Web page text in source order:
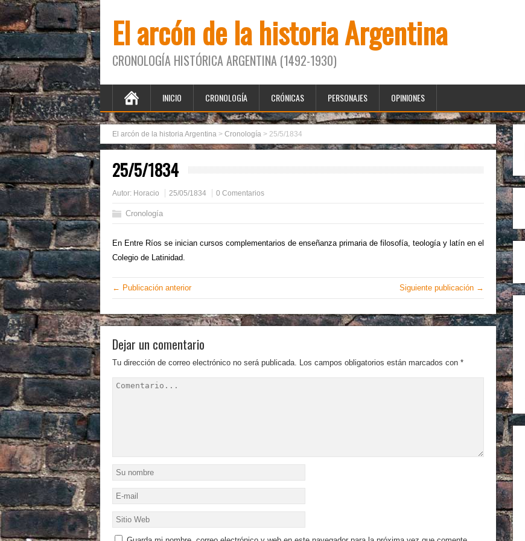
El arcón de la historia Argentina
CRONOLOGÍA HISTÓRICA ARGENTINA (1492-1930)
INICIO CRONOLOGÍA CRÓNICAS PERSONAJES OPINIONES
El arcón de la historia Argentina > Cronología > 25/5/1834
25/5/1834
Autor: Horacio 25/05/1834 0 Comentarios
Cronología
En Entre Ríos se inician cursos complementarios de enseñanza primaria de filosofía, teología y latín en el
Colegio de Latinidad.
← Publicación anterior Siguiente publicación →
Dejar un comentario
Tu dirección de correo electrónico no será publicada. Los campos obligatorios están marcados con *